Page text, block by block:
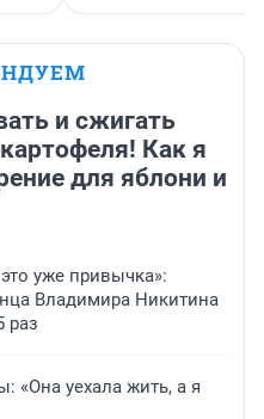
и сжигать
Как я
для яблони и
уже привычка»:
Владимира Никитина
раз
«Она уехала жить, а я